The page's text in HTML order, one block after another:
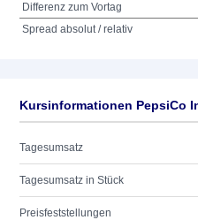
Differenz zum Vortag
Spread absolut / relativ
Kursinformationen PepsiCo
Tagesumsatz
Tagesumsatz in Stück
Preisfeststellungen